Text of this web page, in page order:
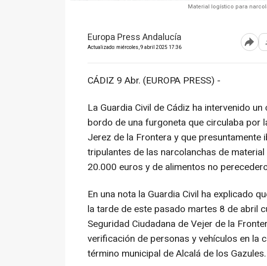
Material logístico para
Europa Press Andalucía
Actualizado: miércoles, 9 abril 2025 17:36 Abrir
CÁDIZ 9 Abr. (EUROPA PRESS) -
La Guardia Civil de Cádiz ha intervenido
bordo de una furgoneta que circulaba por
Jerez de la Frontera y que presuntamente
tripulantes de las narcolanchas de
20.000 euros y de alimentos no
En una nota la Guardia Civil ha explicado
la tarde de este pasado martes 8 de abril
Seguridad Ciudadana de Vejer de la
verificación de personas y vehículos en la
término municipal de Alcalá de los Gazules.